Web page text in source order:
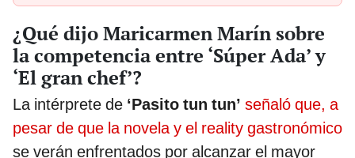
¿Qué dijo Maricarmen Marín sobre
la competencia entre ‘Súper Ada’ y
‘El gran chef’?
La intérprete de ‘Pasito tun tun’ señaló que, a
pesar de que la novela y el reality gastronómico
se verán enfrentados por alcanzar el mayor